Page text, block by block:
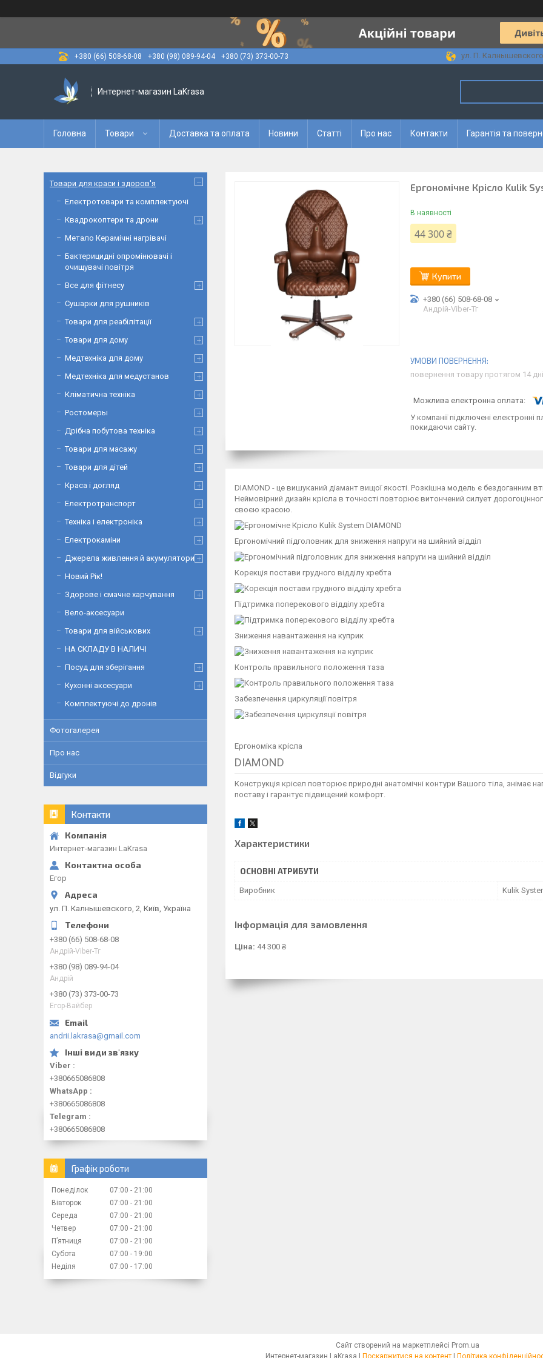
+380 (66) 508-68-08 +380 (98) 089-94-04 +380 (73) 373-00-73 ул. П.
Интернет-магазин LaKrasa
Головна Товари Доставка та оплата Новини Статті Про нас Контакти Гарантія та
Ергономічне Крісло Kulik
В наявності
44 300 ₴
Купити
+380 (66) 508-68-08
Андрій-Viber-Тг
повернення товару протягом 14
У компанії підключені електронні
покидаючи сайту.
DIAMOND - це вишуканий діамант вищої якості. Розкішна модель є бездоганним
Неймовірний дизайн крісла в точності повторює витончений силует
своєю красою.
Ергономічний підголовник для зниження напруги на шийний відділ
Корекція постави грудного відділу хребта
Підтримка поперекового відділу хребта
Зниження навантаження на куприк
Контроль правильного положення таза
Забезпечення циркуляції повітря
Ергономіка крісла
DIAMOND
Конструкція крісел повторює природні анатомічні контури Вашого тіла, знімає
поставу і гарантує підвищений комфорт.
Характеристики
ОСНОВНІ АТРИБУТИ
Виробник Kulik
Інформація для замовлення
Ціна: 44 300 ₴
Товари для краси і здоров'я
Електротовари та комплектуючі
Квадрокоптери та дрони
Метало Керамічні нагрівачі
Бактерицидні опромінювачі і
очищувачі повітря
Все для фітнесу
Сушарки для рушників
Товари для реабілітації
Товари для дому
Медтехніка для дому
Медтехніка для медустанов
Кліматична техніка
Ростомеры
Дрібна побутова техніка
Товари для масажу
Товари для дітей
Краса і догляд
Електротранспорт
Техніка і електроніка
Електрокаміни
Джерела живлення й акумулятори
Новий Рік!
Здорове і смачне харчування
Вело-аксесуари
Товари для військових
НА СКЛАДУ В НАЛИЧІ
Посуд для зберігання
Кухонні аксесуари
Комплектуючі до дронів
Фотогалерея
Про нас
Відгуки
Контакти
Интернет-магазин LaKrasa
Егор
ул. П. Калнышевского, 2, Київ, Україна
+380 (66) 508-68-08
Андрій-Viber-Тг
+380 (98) 089-94-04
Андрій
+380 (73) 373-00-73
Егор-Вайбер
andrii.lakrasa@gmail.com
Viber
+380665086808
WhatsApp
+380665086808
Telegram
+380665086808
Графік роботи
Понеділок 07:00
21:00
Вівторок
07:00
21:00
Середа
07:00
21:00
Четвер
07:00
21:00
Пʼятниця
07:00
21:00
Субота
07:00
19:00
Неділя
07:00 17:00
Сайт створений на маркетплейсі Prom.ua
Интернет-магазин LaKrasa | Поскаржитися на контент | Політика